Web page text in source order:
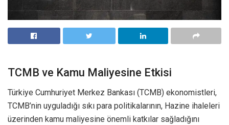
TCMB ve Kamu Maliyesine Etkisi
Türkiye Cumhuriyet Merkez Bankası (TCMB) ekonomistleri,
TCMB’nin uyguladığı sıkı para politikalarının, Hazine ihaleleri
üzerinden kamu maliyesine önemli katkılar sağladığını